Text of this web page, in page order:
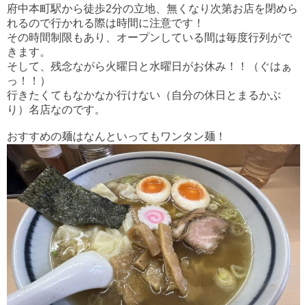
府中本町駅から徒歩2分の立地、無くなり次第お店を閉めら
れるので行かれる際は時間に注意です！
その時間制限もあり、オープンしている間は毎度行列がで
きます。
そして、残念ながら火曜日と水曜日がお休み！！（ぐはぁ
っ！！）
行きたくてもなかなか行けない（自分の休日とまるかぶ
り）名店なのです。
おすすめの麺はなんといってもワンタン麺！